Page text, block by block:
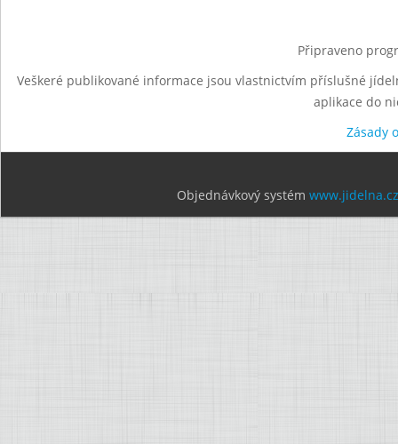
Připraveno
Veškeré publikované informace jsou vlastnictvím příslušné
aplikace do
Zásady
Objednávkový systém www.jidelna.cz